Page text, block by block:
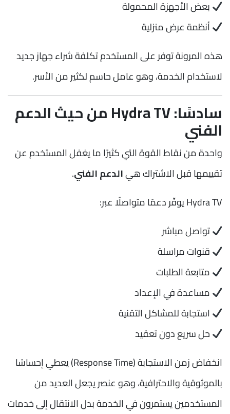
بعض الأجهزة المحمولة
أنظمة عرض منزلية
هذه المرونة توفر على المستخدم تكلفة شراء جهاز جديد
لاستخدام الخدمة، وهو عامل حاسم لكثير من الأسر.
سادسًا: Hydra TV من حيث الدعم
الفني
واحدة من نقاط القوة التي كثيرًا ما يغفل المستخدم عن
تقييمها قبل الاشتراك هيالدعم الفني.
Hydra TV يوفّر دعمًا متواصلًا عبر:
تواصل مباشر
قنوات مراسلة
متابعة الطلبات
مساعدة في الإعداد
استجابة للمشاكل التقنية
حل سريع دون تعقيد
انخفاض زمن الاستجابة (Response Time) يعطي إحساسًا
بالموثوقية والاحترافية، وهو عنصر يجعل العديد من
المستخدمين يستمرون في الخدمة بدل الانتقال إلى خدمات